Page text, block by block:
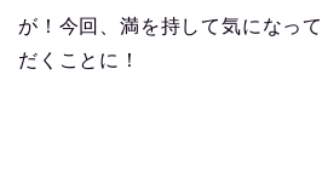
が！今回、満を持して気になっ
だくことに！